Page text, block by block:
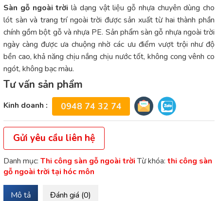
Sàn gỗ ngoài trời là dạng vật liệu gỗ nhựa chuyên dùng cho
lót sàn và trang trí ngoài trời được sản xuất từ hai thành phần
chính gồm bột gỗ và nhựa PE. Sản phẩm sàn gỗ nhựa ngoài trời
ngày càng được ưa chuộng nhờ các ưu điểm vượt trội như độ
bền cao, khả năng chịu nắng chịu nước tốt, không cong vênh co
ngót, không bạc màu.
Tư vấn sản phẩm
Kinh doanh : 0948 74 32 74
Gửi yêu cầu liên hệ
Danh mục: Thi công sàn gỗ ngoài trời Từ khóa: thi công sàn
gỗ ngoài trời tại hóc môn
Mô tả Đánh giá (0)